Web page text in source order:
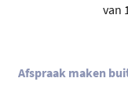
van
Afspraak maken